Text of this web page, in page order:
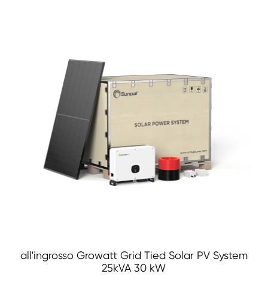
all'ingrosso Growatt Grid Tied Solar PV System
25kVA 30 kW